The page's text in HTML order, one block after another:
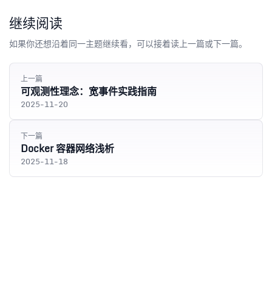
继续阅读
如果你还想沿着同一主题继续看，可以接着读上一篇或下一篇。
上一篇
可观测性理念：宽事件实践指南
2025-11-20
下一篇
Docker 容器网络浅析
2025-11-18